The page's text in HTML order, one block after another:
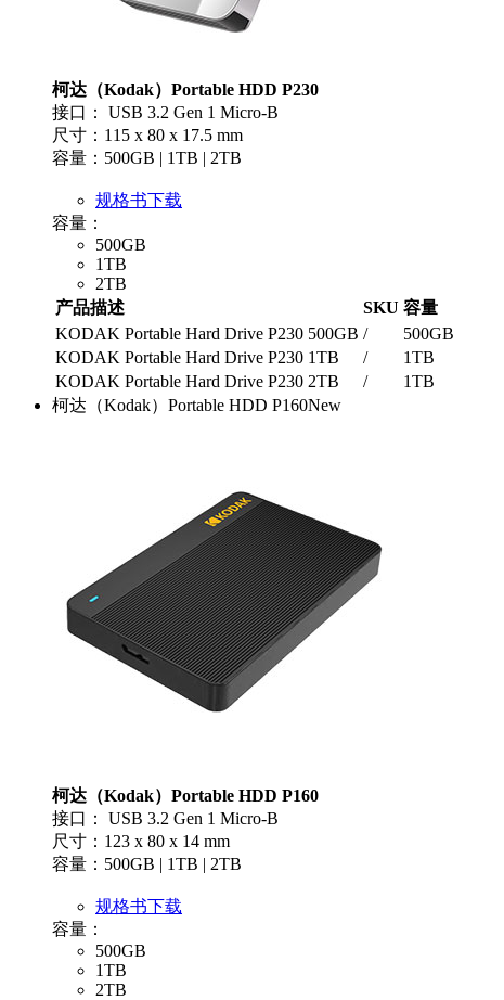
柯达（Kodak）Portable HDD P230
接口： USB 3.2 Gen 1 Micro-B
尺寸：115 x 80 x 17.5 mm
容量：500GB | 1TB | 2TB
规格书下载
容量：
500GB
1TB
2TB
产品描述
SKU 容量
KODAK Portable Hard Drive P230 500GB /
500GB
KODAK Portable Hard Drive P230 1TB
/
1TB
KODAK Portable Hard Drive P230 2TB
/
1TB
柯达（Kodak）Portable HDD P160New
柯达（Kodak）Portable HDD P160
接口： USB 3.2 Gen 1 Micro-B
尺寸：123 x 80 x 14 mm
容量：500GB | 1TB | 2TB
规格书下载
容量：
500GB
1TB
2TB